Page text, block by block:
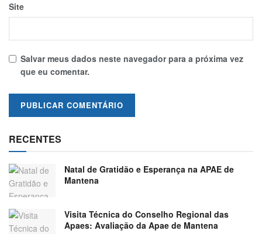
Site
Salvar meus dados neste navegador para a próxima vez
que eu comentar.
RECENTES
Natal de Gratidão e Esperança na APAE de
Mantena
Visita Técnica do Conselho Regional das
Apaes: Avaliação da Apae de Mantena